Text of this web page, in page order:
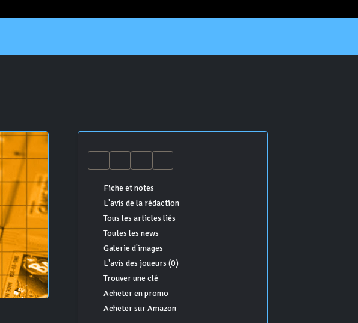
Fiche et notes
L'avis de la rédaction
Tous les articles liés
Toutes les news
Galerie d'images
L'avis des joueurs (0)
Trouver une clé
Acheter en promo
Acheter sur Amazon